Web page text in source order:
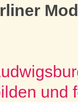
und